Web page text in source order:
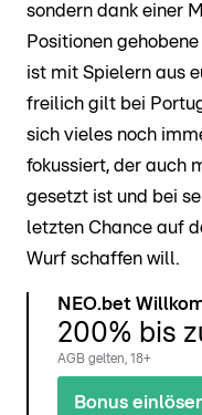
sondern dank einer
Positionen
ist mit Spielern aus
freilich gilt bei
sich vieles noch
fokussiert, der auch
gesetzt ist und bei
letzten Chance auf
Wurf schaffen will.
NEO.bet
200% bis
AGB gelten, 18+
Bonus